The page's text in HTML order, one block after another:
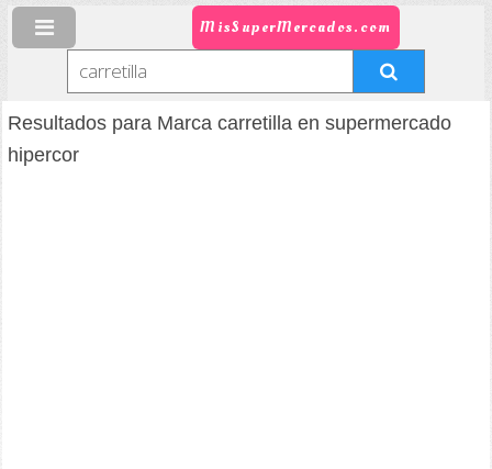
MisSuperMercados.com
Resultados para Marca carretilla en supermercado
hipercor